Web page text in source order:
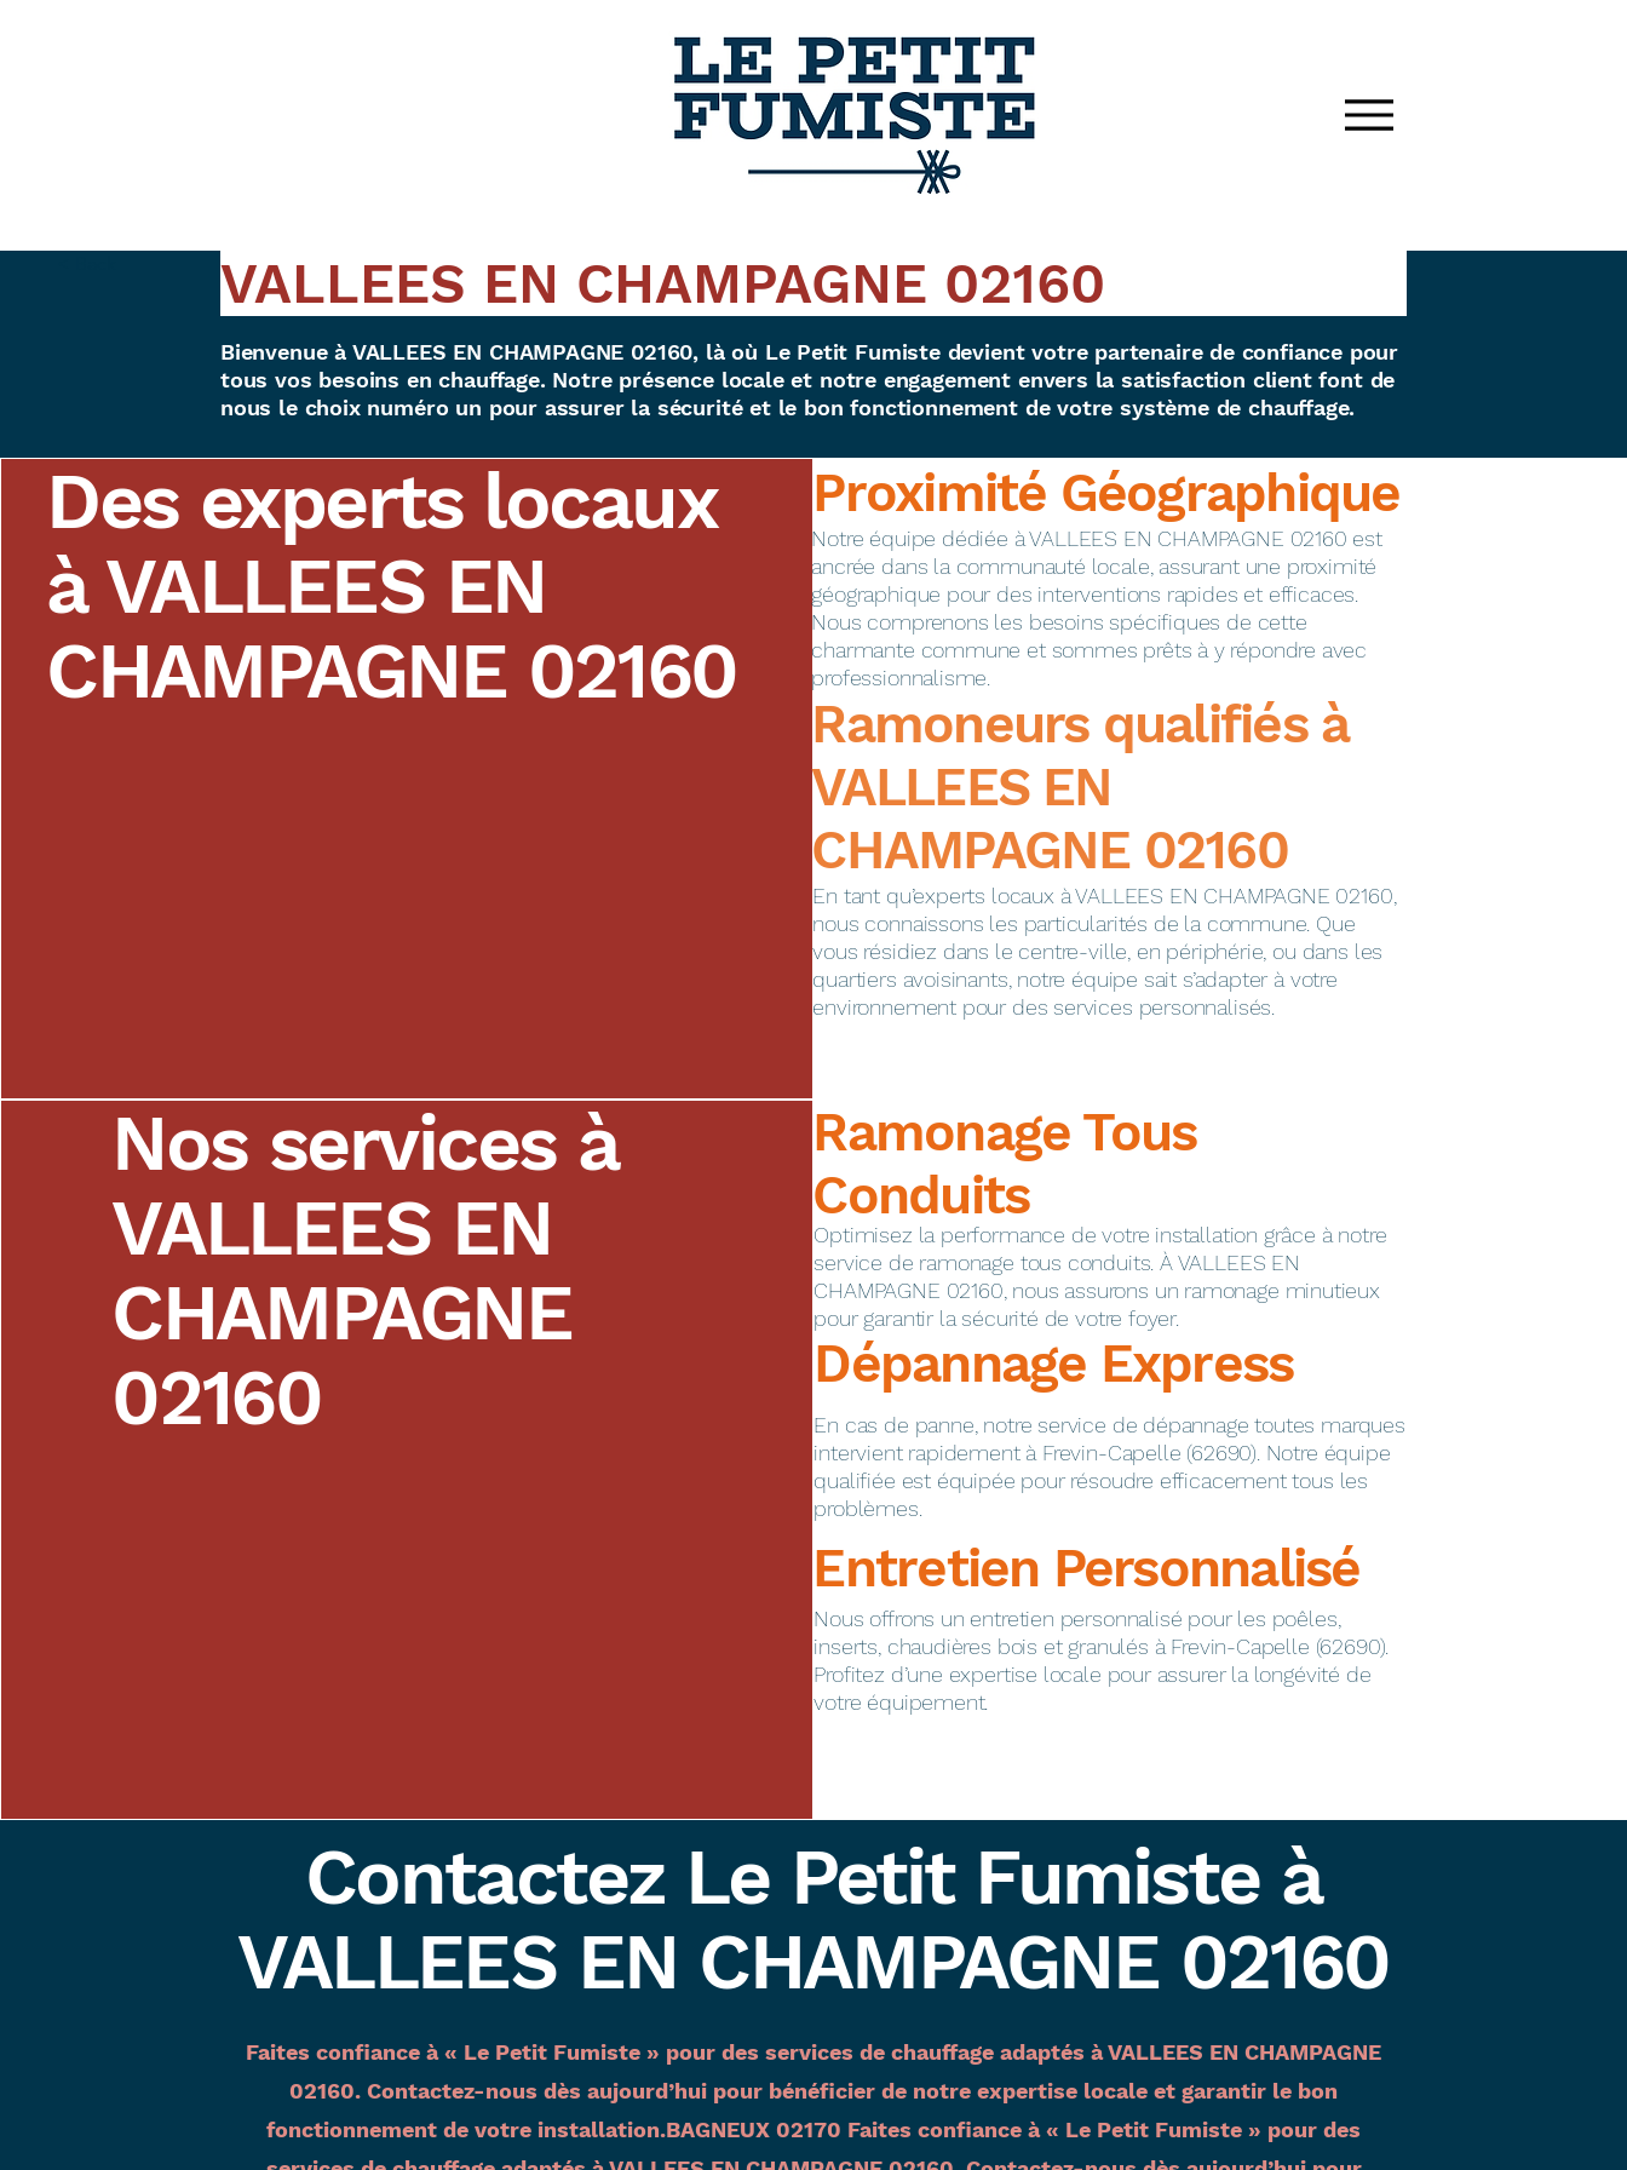
VALLEES EN CHAMPAGNE 02160
Bienvenue à VALLEES EN CHAMPAGNE 02160, là où Le Petit Fumiste devient votre partenaire de confiance pour
tous vos besoins en chauffage. Notre présence locale et notre engagement envers la satisfaction client font de
nous le choix numéro un pour assurer la sécurité et le bon fonctionnement de votre système de chauffage.
Des experts locaux
à VALLEES EN
CHAMPAGNE 02160
Proximité Géographique
​Notre équipe dédiée à VALLEES EN CHAMPAGNE 02160 est
ancrée dans la communauté locale, assurant une proximité
géographique pour des interventions rapides et efficaces.
Nous comprenons les besoins spécifiques de cette
charmante commune et sommes prêts à y répondre avec
professionnalisme.
​​​​Ramoneurs qualifiés à
VALLEES EN
CHAMPAGNE 02160
En tant qu’experts locaux à VALLEES EN CHAMPAGNE 02160,
nous connaissons les particularités de la commune. Que
vous résidiez dans le centre-ville, en périphérie, ou dans les
quartiers avoisinants, notre équipe sait s’adapter à votre
environnement pour des services personnalisés.
Nos services à
VALLEES EN
CHAMPAGNE
02160
Ramonage Tous
Conduits
Optimisez la performance de votre installation grâce à notre
service de ramonage tous conduits. À VALLEES EN
CHAMPAGNE 02160, nous assurons un ramonage minutieux
pour garantir la sécurité de votre foyer.
Dépannage Express
En cas de panne, notre service de dépannage toutes marques
intervient rapidement à Frevin-Capelle (62690). Notre équipe
qualifiée est équipée pour résoudre efficacement tous les
problèmes.
Entretien Personnalisé
Nous offrons un entretien personnalisé pour les poêles,
inserts, chaudières bois et granulés à Frevin-Capelle (62690).
Profitez d’une expertise locale pour assurer la longévité de
votre équipement.
Contactez Le Petit Fumiste à
VALLEES EN CHAMPAGNE 02160
Faites confiance à « Le Petit Fumiste » pour des services de chauffage adaptés à VALLEES EN CHAMPAGNE
02160. Contactez-nous dès aujourd’hui pour bénéficier de notre expertise locale et garantir le bon
fonctionnement de votre installation.BAGNEUX 02170 Faites confiance à « Le Petit Fumiste » pour des